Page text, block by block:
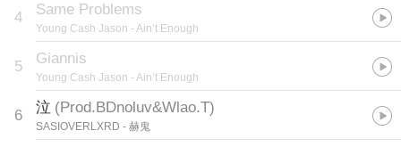
4 Same Problems
Young Cash Jason - Ain’t Enough
5 Giannis
Young Cash Jason - Ain’t Enough
6 泣 (Prod.BDnoluv&Wlao.T)
SASIOVERLXRD - 赫鬼